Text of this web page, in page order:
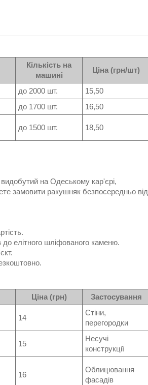
Кількість на
машині
Ціна (грн/шт)
до 2000 шт.
15,50
до 1700 шт.
16,50
до 1500 шт. 18,50
на Одеському кар'єрі,
замовити ракушняк безпосередньо від
до елітного шліфованого каменю.
Ціна (грн) Застосування
14
Стіни,
перегородки
15
Несучі
конструкції
16
Облицювання
фасадів